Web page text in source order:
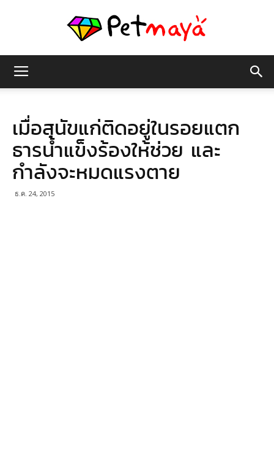
มายา
เมื่อสุนัขแก่ติดอยู่ในรอยแตก
ธารน้ำแข็งร้องให้ช่วย และ
กำลังจะหมดแรงตาย
ธ.ค. 24, 2015